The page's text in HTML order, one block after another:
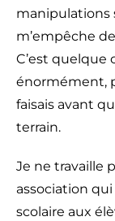
manipulations
m’empêche
C’est quelque
énormément,
faisais avant
terrain.
Je ne travaille
association
scolaire aux